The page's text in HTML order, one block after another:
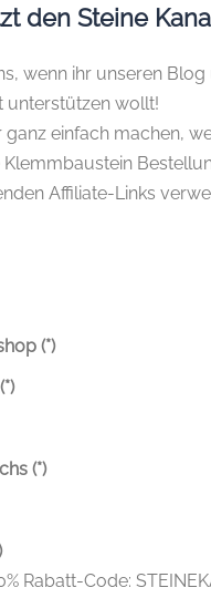
den Steine
wenn ihr unseren Blog
unterstützen wollt!
ganz einfach machen,
Affiliate-Links
(*)
(*)
Rabatt-Code: